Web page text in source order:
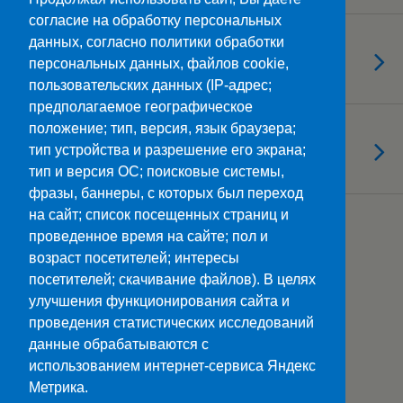
09.11.2021
Готовы к цифре?!
08.11.2021
«Народов много – страна одна!»
Загрузить Еще Из Этой Категории…
Наверх
Мобильн.
согласие на обработку персональных
данных, согласно политики обработки
персональных данных, файлов cookie,
пользовательских данных (IP-адрес;
предполагаемое географическое
положение; тип, версия, язык браузера;
тип устройства и разрешение его экрана;
тип и версия ОС; поисковые системы,
фразы, баннеры, с которых был переход
на сайт; список посещенных страниц и
проведенное время на сайте; пол и
возраст посетителей; интересы
посетителей; скачивание файлов). В целях
улучшения функционирования сайта и
проведения статистических исследований
данные обрабатываются с
использованием интернет-сервиса Яндекс
Метрика.